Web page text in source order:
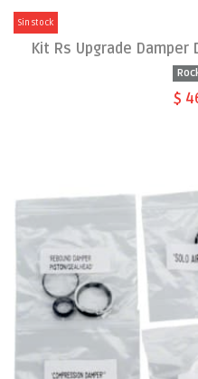
Sin stock
Kit Rs Upgrade Damper
$